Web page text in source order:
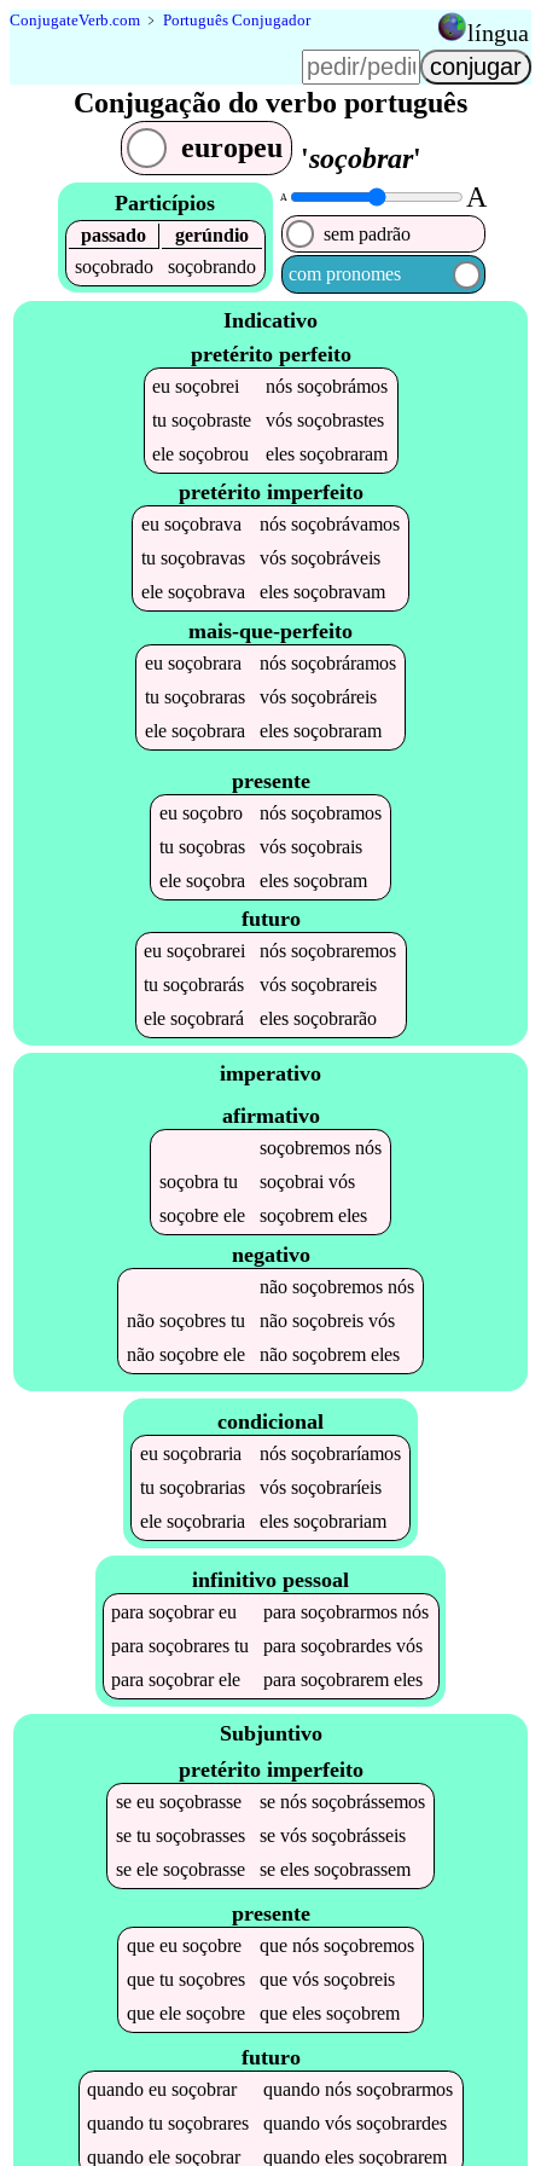
ConjugateVerb.com ﹥ Português Conjugador língua
Conjugação do verbo português
europeu
'soçobrar'
Particípios
passado
gerúndio
soçobrado
soçobrando
A A
sem padrão
com pronomes
Indicativo
pretérito perfeito
eusoçobrei nóssoçobrámos
tusoçobraste vóssoçobrastes
elesoçobrou elessoçobraram
pretérito imperfeito
eu soçobrava nós soçobrávamos
tu soçobravas vós soçobráveis
ele soçobrava eles soçobravam
mais-que-perfeito
eu soçobrara nós soçobráramos
tu soçobraras vós soçobráreis
ele soçobrara eles soçobraram
presente
eu soçobro nós soçobramos
tu soçobras vós soçobrais
ele soçobra eles soçobram
futuro
eusoçobrarei nóssoçobraremos
tusoçobrarás vóssoçobrareis
elesoçobrará elessoçobrarão
imperativo
afirmativo
soçobremosnós
soçobra tu soçobrai vós
soçobreele soçobremeles
negativo
não soçobremosnós
não soçobrestu não soçobreisvós
não soçobreele não soçobremeles
condicional
eu soçobraria nós soçobraríamos
tu soçobrarias vós soçobraríeis
ele soçobraria eles soçobrariam
infinitivo pessoal
parasoçobrareu parasoçobrarmos nós
parasoçobrares tu parasoçobrardes vós
parasoçobrarele parasoçobrarem eles
Subjuntivo
pretérito imperfeito
se eu soçobrasse se nós soçobrássemos
se tu soçobrasses se vós soçobrásseis
se ele soçobrasse se eles soçobrassem
presente
que eu soçobre que nós soçobremos
que tu soçobres que vós soçobreis
que ele soçobre que eles soçobrem
futuro
quandoeusoçobrar quandonóssoçobrarmos
quandotusoçobrares quandovóssoçobrardes
quandoelesoçobrar quandoelessoçobrarem